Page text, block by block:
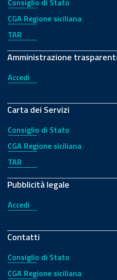
Consiglio di Stato
CGA Regione siciliana
TAR
Amministrazione
Accedi
Carta dei Servizi
Consiglio di Stato
CGA Regione siciliana
TAR
Pubblicità legale
Accedi
Contatti
Consiglio di Stato
CGA Regione siciliana